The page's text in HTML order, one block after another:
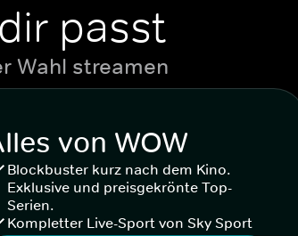
passt
Wahl streamen
von WOW
Blockbuster kurz nach dem Kino.
Exklusive und preisgekrönte Top-
Serien.
Kompletter Live-Sport von Sky Sport